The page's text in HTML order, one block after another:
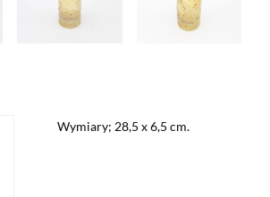
Wymiary; 28,5 x 6,5 cm.